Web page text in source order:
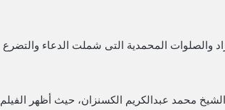
والصلوات المحمدية التى شملت الدعاء والتضرع
الشيخ محمد عبدالكريم الكسنزان، حيث أظهر الفيلم